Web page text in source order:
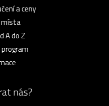
a ceny
místa
A do Z
nás?